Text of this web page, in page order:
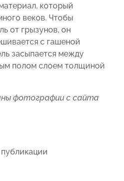
который
веков. Чтобы
от грызунов, он
с гашеной
засыпается между
полом слоем толщиной
фотографии с сайта